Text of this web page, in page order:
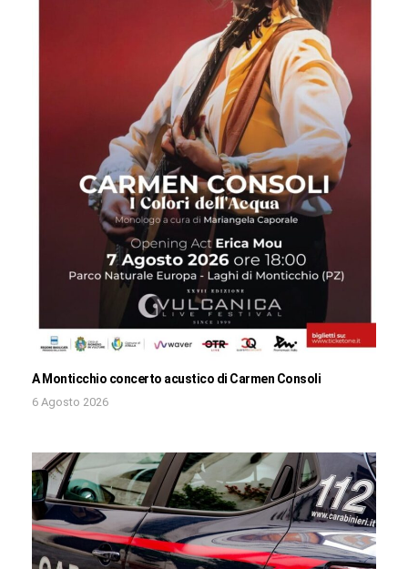
A Monticchio concerto acustico di Carmen Consoli
6 Agosto 2026